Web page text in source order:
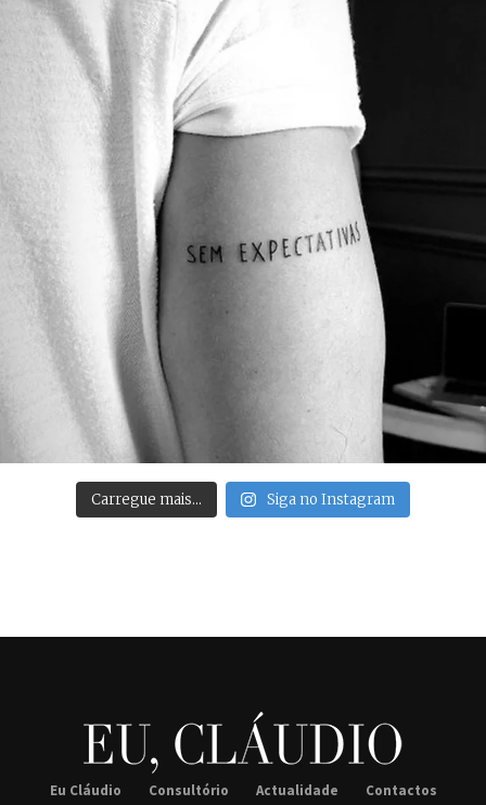
Carregue mais… Siga no Instagram
Eu Cláudio Consultório Actualidade Contactos